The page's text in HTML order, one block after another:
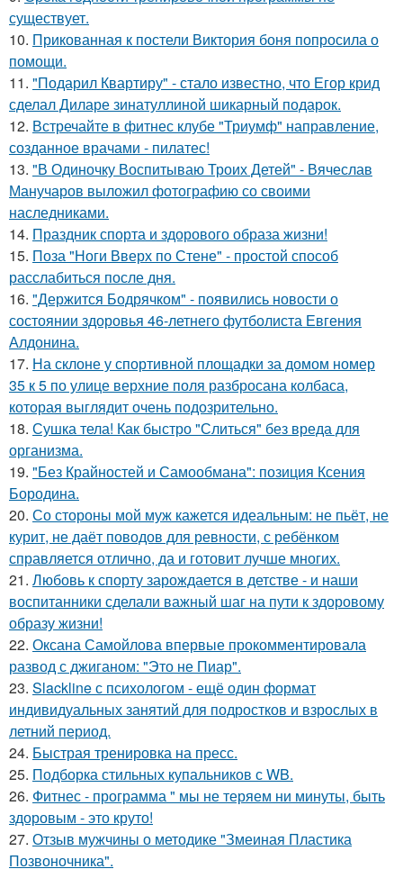
существует.
10. Прикованная к постели Виктория боня попросила о
помощи.
11. "Подарил Квартиру" - стало известно, что Егор крид
сделал Диларе зинатуллиной шикарный подарок.
12. Встречайте в фитнес клубе "Триумф" направление,
созданное врачами - пилатес!
13. "В Одиночку Воспитываю Троих Детей" - Вячеслав
Манучаров выложил фотографию со своими
наследниками.
14. Праздник спорта и здорового образа жизни!
15. Поза "Ноги Вверх по Стене" - простой способ
расслабиться после дня.
16. "Держится Бодрячком" - появились новости о
состоянии здоровья 46-летнего футболиста Евгения
Алдонина.
17. На склоне у спортивной площадки за домом номер
35 к 5 по улице верхние поля разбросана колбаса,
которая выглядит очень подозрительно.
18. Сушка тела! Как быстро "Слиться" без вреда для
организма.
19. "Без Крайностей и Самообмана": позиция Ксения
Бородина.
20. Со стороны мой муж кажется идеальным: не пьёт, не
курит, не даёт поводов для ревности, с ребёнком
справляется отлично, да и готовит лучше многих.
21. Любовь к спорту зарождается в детстве - и наши
воспитанники сделали важный шаг на пути к здоровому
образу жизни!
22. Оксана Самойлова впервые прокомментировала
развод с джиганом: "Это не Пиар".
23. Slackline с психологом - ещё один формат
индивидуальных занятий для подростков и взрослых в
летний период.
24. Быстрая тренировка на пресс.
25. Подборка стильных купальников с WB.
26. Фитнес - программа " мы не теряем ни минуты, быть
здоровым - это круто!
27. Отзыв мужчины о методике "Змеиная Пластика
Позвоночника".